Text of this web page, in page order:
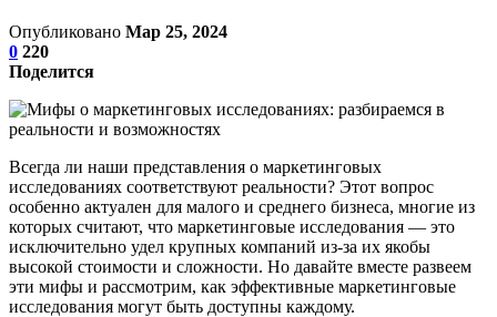
Опубликовано Мар 25, 2024
0 220
Поделится
Всегда ли наши представления о маркетинговых
исследованиях соответствуют реальности? Этот вопрос
особенно актуален для малого и среднего бизнеса, многие из
которых считают, что маркетинговые исследования — это
исключительно удел крупных компаний из-за их якобы
высокой стоимости и сложности. Но давайте вместе развеем
эти мифы и рассмотрим, как эффективные маркетинговые
исследования могут быть доступны каждому.